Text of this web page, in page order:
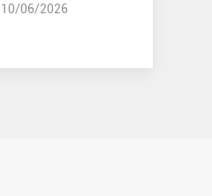
10/06/2026